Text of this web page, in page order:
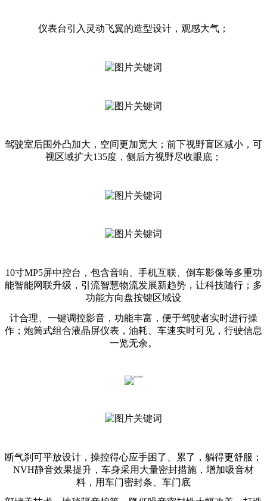
仪表台引入灵动飞翼的造型设计，观感大气；
驾驶室后围外凸加大，空间更加宽大；前下视野盲区减小，可
视区域扩大135度，侧后方视野尽收眼底；
10寸MP5屏中控台，包含音响、手机互联、倒车影像等多重功
能智能网联升级，引流智慧物流发展新趋势，让科技随行；多
功能方向盘按键区域设
计合理、一键调控影音，功能丰富，便于驾驶者实时进行操
作；炮筒式组合液晶屏仪表，油耗、车速实时可见，行驶信息
一览无余。
断气刹可平放设计，操控得心应手困了、累了，躺得更舒服；
NVH静音效果提升，车身采用大量密封措施，增加吸音材
料，用车门密封条、车门底